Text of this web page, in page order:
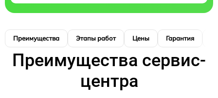
Преимущества Этапы работ Цены Гарантия
Преимущества сервис-
центра